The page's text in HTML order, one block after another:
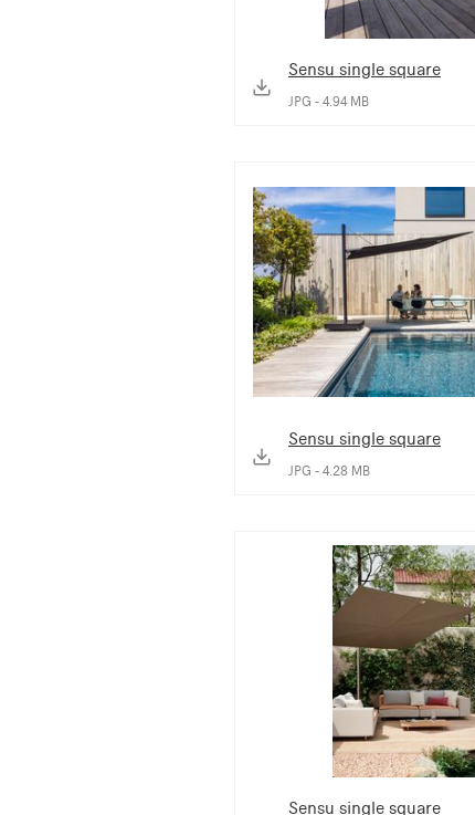
Sensu single square
JPG - 4.94 MB
Sensu single square
JPG - 4.28 MB
Sensu single square